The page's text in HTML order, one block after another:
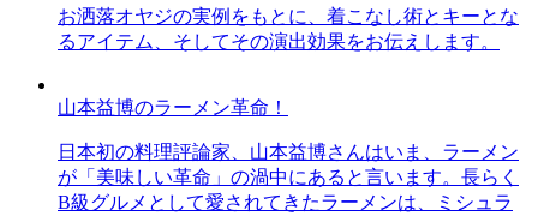
お洒落オヤジの実例をもとに、着こなし術とキーとな
るアイテム、そしてその演出効果をお伝えします。
山本益博のラーメン革命！
日本初の料理評論家、山本益博さんはいま、ラーメン
が「美味しい革命」の渦中にあると言います。長らく
B級グルメとして愛されてきたラーメンは、ミシュラ